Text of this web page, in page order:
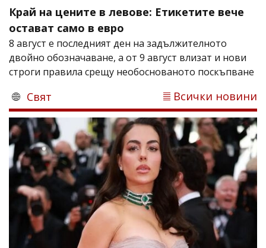
Край на цените в левове: Етикетите вече
остават само в евро
8 август е последният ден на задължителното
двойно обозначаване, а от 9 август влизат и нови
строги правила срещу необоснованото поскъпване
Свят Всички новини